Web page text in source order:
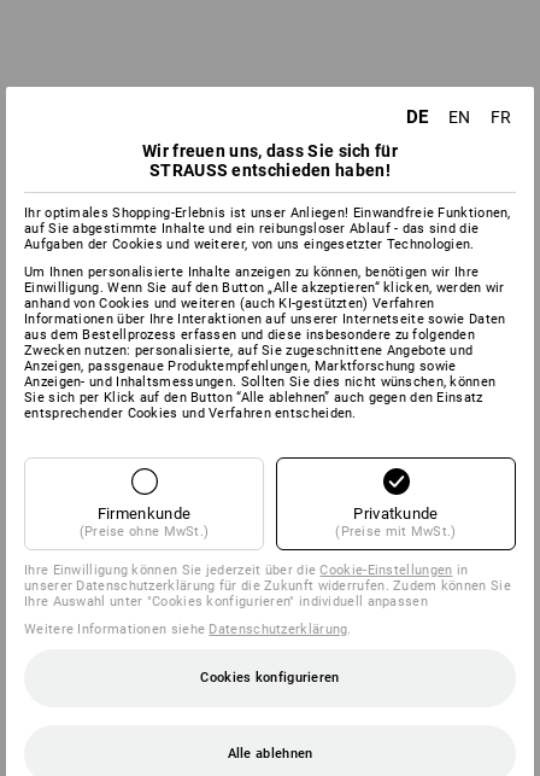
DE EN
FR
Wir freuen uns, dass Sie sich für
STRAUSS entschieden haben!
Ihr optimales Shopping-Erlebnis ist unser Anliegen! Einwandfreie Funktionen,
auf Sie abgestimmte Inhalte und ein reibungsloser Ablauf - das sind die
Aufgaben der Cookies und weiterer, von uns eingesetzter Technologien.
Um Ihnen personalisierte Inhalte anzeigen zu können, benötigen wir Ihre
Einwilligung. Wenn Sie auf den Button „Alle akzeptieren“ klicken, werden wir
anhand von Cookies und weiteren (auch KI-gestützten) Verfahren
Informationen über Ihre Interaktionen auf unserer Internetseite sowie Daten
aus dem Bestellprozess erfassen und diese insbesondere zu folgenden
Zwecken nutzen: personalisierte, auf Sie zugeschnittene Angebote und
Anzeigen, passgenaue Produktempfehlungen, Marktforschung sowie
Anzeigen- und Inhaltsmessungen. Sollten Sie dies nicht wünschen, können
Sie sich per Klick auf den Button “Alle ablehnen” auch gegen den Einsatz
entsprechender Cookies und Verfahren entscheiden.
Firmenkunde
(Preise ohne MwSt.)
Privatkunde
(Preise mit MwSt.)
Ihre Einwilligung können Sie jederzeit über dieCookie-Einstellungen in
unserer Datenschutzerklärung für die Zukunft widerrufen. Zudem können Sie
Ihre Auswahl unter "Cookies konfigurieren" individuell anpassen
Weitere Informationen siehe Datenschutzerklärung
Cookies konfigurieren
Alle ablehnen